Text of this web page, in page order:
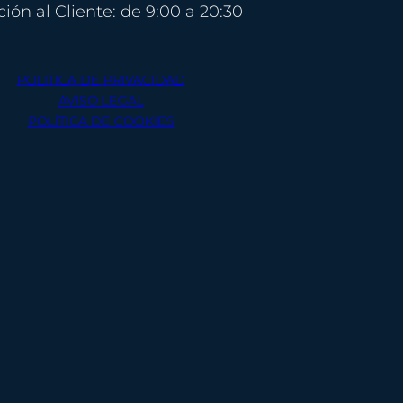
al Cliente: de 9:00 a 20:30
POLITICA DE PRIVACIDAD
​​AVISO LEGAL
POLÍTICA DE COOKIES